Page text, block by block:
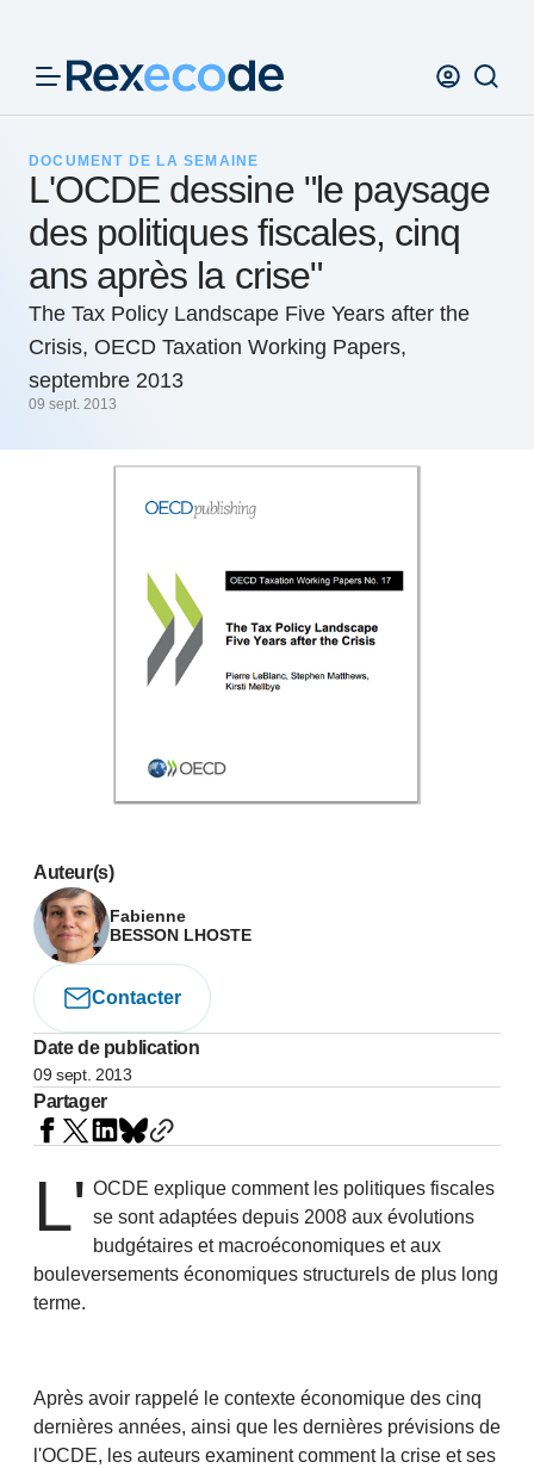
DOCUMENT DE LA SEMAINE
L'OCDE dessine "le paysage
des politiques fiscales, cinq
ans après la crise"
The Tax Policy Landscape Five Years after the
Crisis, OECD Taxation Working Papers,
septembre 2013
09 sept. 2013
Auteur(s)
Fabienne
BESSON LHOSTE
Contacter
Date de publication
09 sept. 2013
Partager
L' OCDE explique comment les politiques fiscales
se sont adaptées depuis 2008 aux évolutions
budgétaires et macroéconomiques et aux
bouleversements économiques structurels de plus long
terme.
Après avoir rappelé le contexte économique des cinq
dernières années, ainsi que les dernières prévisions de
l'OCDE, les auteurs examinent comment la crise et ses